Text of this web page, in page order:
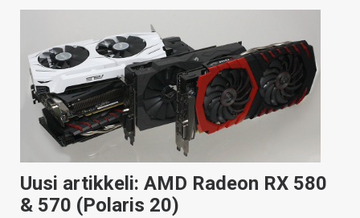
Uusi artikkeli: AMD Radeon RX 580
& 570 (Polaris 20)